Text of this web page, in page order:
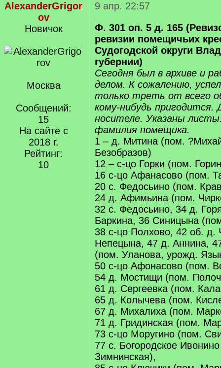
AlexanderGrigor
ov
Новичок
Москва
Сообщений:
15
На сайте с
2018 г.
Рейтинг:
10
9 апр. 22:57
Ф. 301 оп. 5 д. 165
ревизии помещичьих
Судогодской округи
губернии)
Сегодня был в архиве и
делом. К сожалению,
только треть от всего
кому-нибудь пригодится.
носителе. Указаны
фамилия помещика.
1 – д. Митина (пом.
Безобразов)
12 – с-цо Горки (пом.
16 с-цо Афанасово (пом.
20 с. Федосьино (пом.
24 д. Афимьина (пом.
32 с. Федосьино, 34 д.
Баркина, 36 Синицына
38 с-цо Полхово, 42 об. д.
Непецына, 47 д. Аннина,
(пом. Уланова, урожд.
50 с-цо Афонасово (пом.
54 д. Мостищи (пом.
61 д. Сергеевка (пом.
65 д. Колычева (пом.
67 д. Михалиха (пом.
71 д. Гридинская (пом.
73 с-цо Моругино (пом.
77 с. Богородское
Зимнинская),